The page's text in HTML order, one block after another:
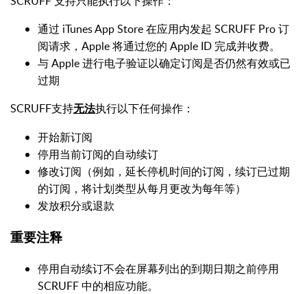
通过 iTunes App Store 在应用内发起 SCRUFF Pro 订
阅请求，Apple 将通过您的 Apple ID 完成并收费。
与 Apple 进行电子验证以确定订阅是否仍然有效或已
过期
SCRUFF支持无法执行以下任何操作：
开始新订阅
停用当前订阅的自动续订
修改订阅（例如，延长停机时间的订阅，续订已过期
的订阅，将计划类型从每月更改为每年等）
发放积分或退款
重要注释
停用自动续订不会在屏幕列出的到期日期之前停用
SCRUFF 中的相应功能。